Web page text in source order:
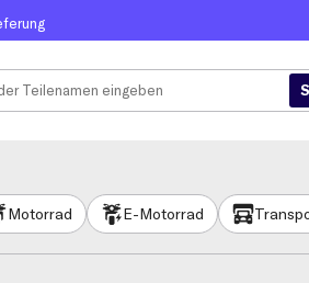
Motorrad E-Motorrad